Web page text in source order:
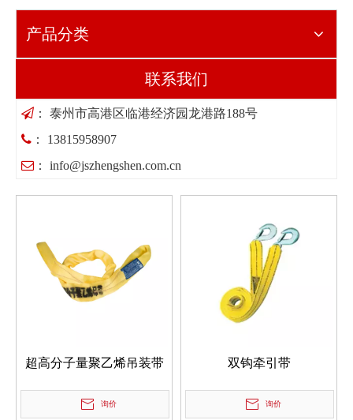
产品分类
联系我们
 ： 泰州市高港区临港经济园龙港路188号
 ： 13815958907
 ： info@jszhengshen.com.cn
超高分子量聚乙烯吊装带
询价
双钩牵引带
询价